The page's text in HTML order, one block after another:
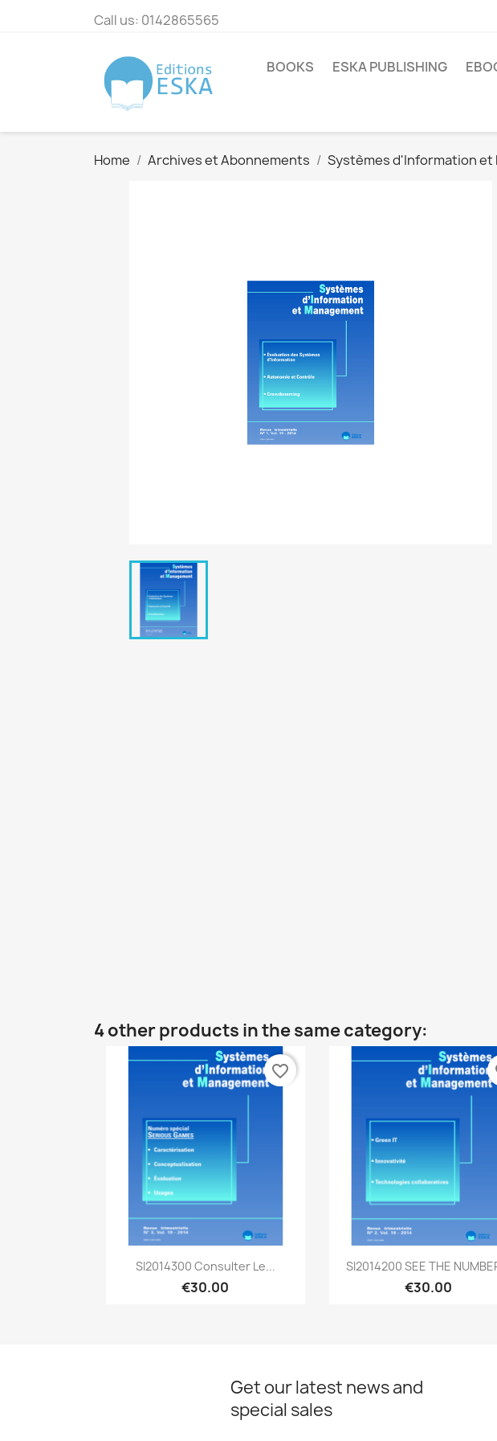
Call us: 0142865565
BOOKS ESKA PUBLISHING
Home Archives et Abonnements Systèmes d'Information et
4 other products in the same category:
Quick view
SI2014300 Consulter Le...
€30.00
favorite_border
 Quick view
SI2014200 SEE THE
€30.00
Get our latest news and
special sales